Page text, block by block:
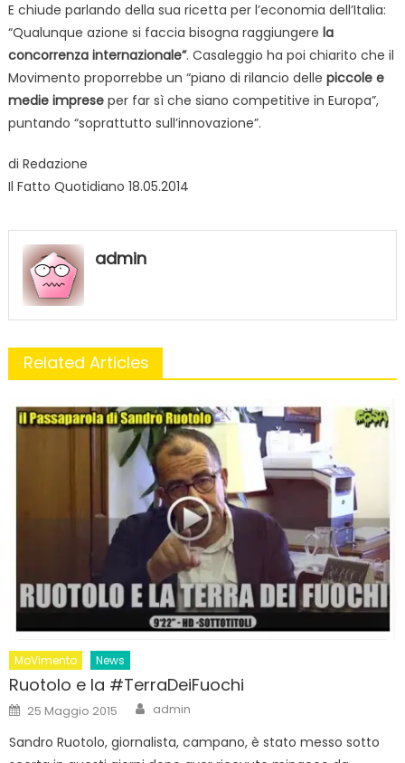
E chiude parlando della sua ricetta per l’economia dell’Italia:
“Qualunque azione si faccia bisogna raggiungere la
concorrenza internazionale”. Casaleggio ha poi chiarito che il
Movimento proporrebbe un “piano di rilancio delle piccole e
medie impreseper far sì che siano competitive in Europa”,
puntando “soprattutto sull’innovazione”.
di Redazione
Il Fatto Quotidiano 18.05.2014
admin
Related Articles
MoVimento News
Ruotolo e la #TerraDeiFuochi
Posted
on
25 Maggio 2015 Author
admin
Sandro Ruotolo, giornalista, campano, è stato messo sotto